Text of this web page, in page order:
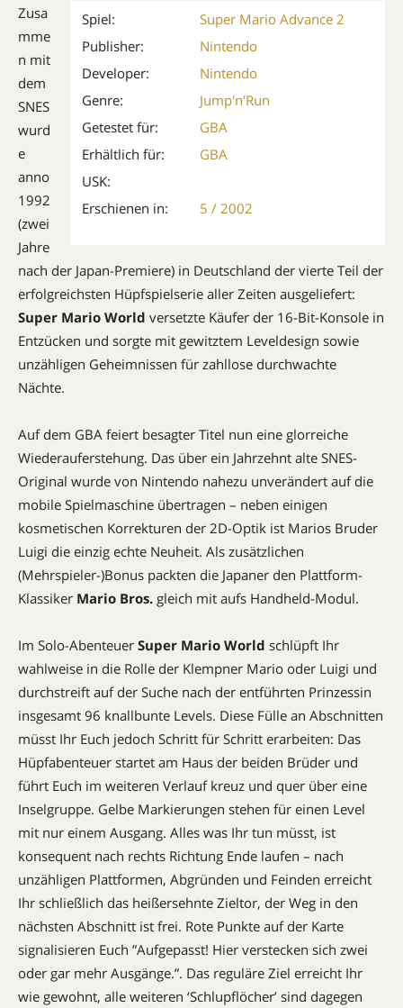
Spiel:
Super Mario Advance 2
Publisher:
Nintendo
Developer:
Nintendo
Genre:
Jump'n'Run
Getestet für:
GBA
Erhältlich für:
GBA
USK:
Erschienen in:
5 / 2002
Zusa
mme
n mit
dem
SNES
wurd
e
anno
1992
(zwei
Jahre
nach der Japan-Premiere) in Deutsch­land der vierte Teil der
erfolgreichsten Hüpf­spiel­serie aller Zeiten ausgeliefert:
Super Mario World versetzte Käufer der 16-Bit-Konsole in
Entzücken und sorgte mit gewitztem Leveldesign sowie
unzähligen Geheim­nissen für zahllose durchwachte
Nächte.
Auf dem GBA feiert besagter Titel nun eine glorreiche
Wiederauferstehung. Das über ein Jahrzehnt alte SNES-
Original wurde von Nintendo nahezu unverändert auf die
mobile Spielmaschine übertragen – neben einigen
kosmetischen Korrekturen der 2D-Optik ist Marios Bruder
Luigi die einzig echte Neuheit. Als zusätzlichen
(Mehrspieler-)Bonus packten die Japaner den Plattform-
Klassiker Mario Bros. gleich mit aufs Handheld-Modul.
Im Solo-Abenteuer Super Mario World schlüpft Ihr
wahlweise in die Rolle der Klempner Mario oder Luigi und
durchstreift auf der Suche nach der entführten Prinzessin
insgesamt 96 knallbunte Levels. Diese Fülle an Abschnitten
müsst Ihr Euch jedoch Schritt für Schritt erarbeiten: Das
Hüpfabenteuer startet am Haus der beiden Brüder und
führt Euch im weiteren Verlauf kreuz und quer über eine
Inselgruppe. Gelbe Markierungen stehen für einen Level
mit nur einem Ausgang. Alles was Ihr tun müsst, ist
konsequent nach rechts Richtung Ende laufen – nach
unzähligen Plattformen, Abgründen und Feinden erreicht
Ihr schließlich das heißersehnte Zieltor, der Weg in den
nächsten Ab­schnitt ist frei. Rote Punkte auf der Karte
signalisieren Euch ”Aufgepasst! Hier verstecken sich zwei
oder gar mehr Aus­gänge.”. Das reguläre Ziel erreicht Ihr
wie gewohnt, alle weiteren ‘Schlupf­lö­cher’ sind dagegen